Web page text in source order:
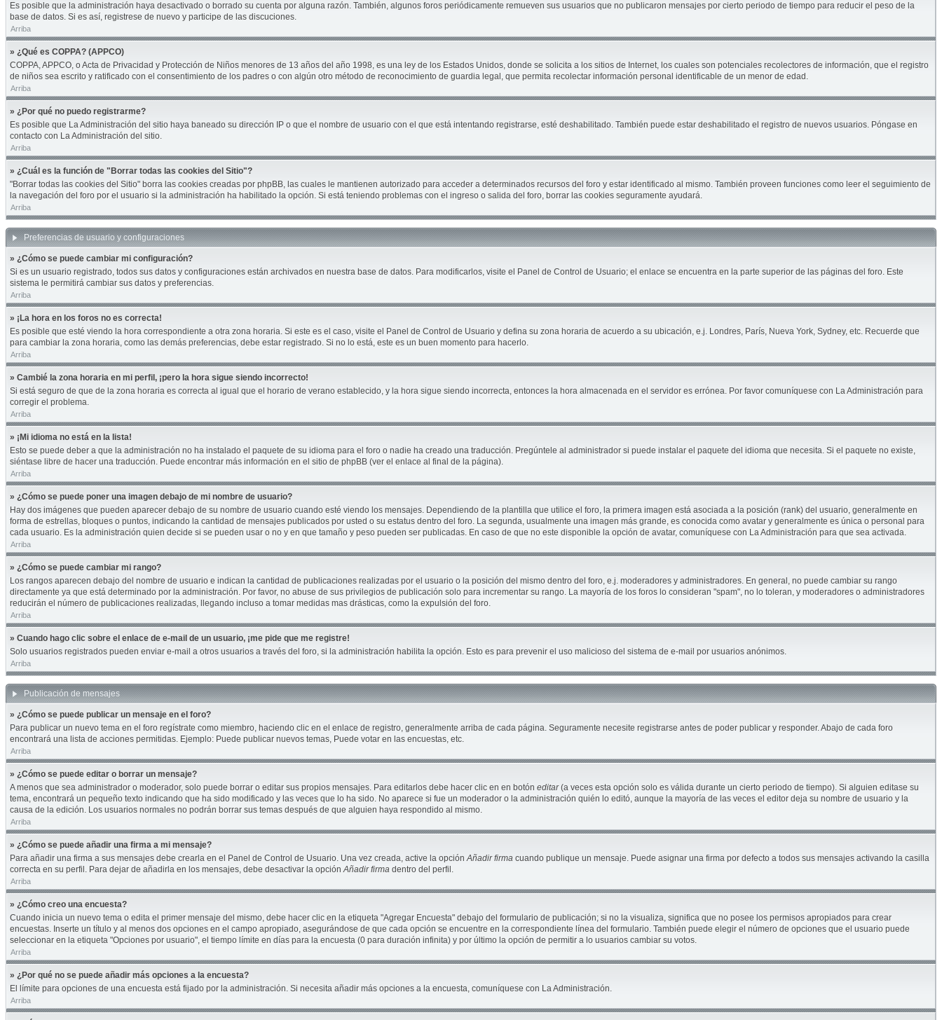
Es posible que la administración haya desactivado o borrado su cuenta por alguna razón. También, algunos foros periódicamente remueven sus usuarios que no publicaron mensajes por cierto periodo de tiempo para reducir el peso de la
base de datos. Si es así, registrese de nuevo y participe de las discuciones.
Arriba
» ¿Qué es COPPA? (APPCO)
COPPA, APPCO, o Acta de Privacidad y Protección de Niños menores de 13 años del año 1998, es una ley de los Estados Unidos, donde se solicita a los sitios de Internet, los cuales son potenciales recolectores de información, que el registro
de niños sea escrito y ratificado con el consentimiento de los padres o con algún otro método de reconocimiento de guardia legal, que permita recolectar información personal identificable de un menor de edad.
Arriba
» ¿Por qué no puedo registrarme?
Es posible que La Administración del sitio haya baneado su dirección IP o que el nombre de usuario con el que está intentando registrarse, esté deshabilitado. También puede estar deshabilitado el registro de nuevos usuarios. Póngase en
contacto con La Administración del sitio.
Arriba
» ¿Cuál es la función de "Borrar todas las cookies del Sitio"?
"Borrar todas las cookies del Sitio" borra las cookies creadas por phpBB, las cuales le mantienen autorizado para acceder a determinados recursos del foro y estar identificado al mismo. También proveen funciones como leer el seguimiento de
la navegación del foro por el usuario si la administración ha habilitado la opción. Si está teniendo problemas con el ingreso o salida del foro, borrar las cookies seguramente ayudará.
Arriba
Preferencias de usuario y configuraciones
» ¿Cómo se puede cambiar mi configuración?
Si es un usuario registrado, todos sus datos y configuraciones están archivados en nuestra base de datos. Para modificarlos, visite el Panel de Control de Usuario; el enlace se encuentra en la parte superior de las páginas del foro. Este
sistema le permitirá cambiar sus datos y preferencias.
Arriba
» ¡La hora en los foros no es correcta!
Es posible que esté viendo la hora correspondiente a otra zona horaria. Si este es el caso, visite el Panel de Control de Usuario y defina su zona horaria de acuerdo a su ubicación, e.j. Londres, París, Nueva York, Sydney, etc. Recuerde que
para cambiar la zona horaria, como las demás preferencias, debe estar registrado. Si no lo está, este es un buen momento para hacerlo.
Arriba
» Cambié la zona horaria en mi perfil, ¡pero la hora sigue siendo incorrecto!
Si está seguro de que de la zona horaria es correcta al igual que el horario de verano establecido, y la hora sigue siendo incorrecta, entonces la hora almacenada en el servidor es errónea. Por favor comuníquese con La Administración para
corregir el problema.
Arriba
» ¡Mi idioma no está en la lista!
Esto se puede deber a que la administración no ha instalado el paquete de su idioma para el foro o nadie ha creado una traducción. Pregúntele al administrador si puede instalar el paquete del idioma que necesita. Si el paquete no existe,
siéntase libre de hacer una traducción. Puede encontrar más información en el sitio de phpBB (ver el enlace al final de la página).
Arriba
» ¿Cómo se puede poner una imagen debajo de mi nombre de usuario?
Hay dos imágenes que pueden aparecer debajo de su nombre de usuario cuando esté viendo los mensajes. Dependiendo de la plantilla que utilice el foro, la primera imagen está asociada a la posición (rank) del usuario, generalmente en
forma de estrellas, bloques o puntos, indicando la cantidad de mensajes publicados por usted o su estatus dentro del foro. La segunda, usualmente una imagen más grande, es conocida como avatar y generalmente es única o personal para
cada usuario. Es la administración quien decide si se pueden usar o no y en que tamaño y peso pueden ser publicadas. En caso de que no este disponible la opción de avatar, comuníquese con La Administración para que sea activada.
Arriba
» ¿Cómo se puede cambiar mi rango?
Los rangos aparecen debajo del nombre de usuario e indican la cantidad de publicaciones realizadas por el usuario o la posición del mismo dentro del foro, e.j. moderadores y administradores. En general, no puede cambiar su rango
directamente ya que está determinado por la administración. Por favor, no abuse de sus privilegios de publicación solo para incrementar su rango. La mayoría de los foros lo consideran "spam", no lo toleran, y moderadores o administradores
reducirán el número de publicaciones realizadas, llegando incluso a tomar medidas mas drásticas, como la expulsión del foro.
Arriba
» Cuando hago clic sobre el enlace de e-mail de un usuario, ¡me pide que me registre!
Solo usuarios registrados pueden enviar e-mail a otros usuarios a través del foro, si la administración habilita la opción. Esto es para prevenir el uso malicioso del sistema de e-mail por usuarios anónimos.
Arriba
Publicación de mensajes
» ¿Cómo se puede publicar un mensaje en el foro?
Para publicar un nuevo tema en el foro regístrate como miembro, haciendo clic en el enlace de registro, generalmente arriba de cada página. Seguramente necesite registrarse antes de poder publicar y responder. Abajo de cada foro
encontrará una lista de acciones permitidas. Ejemplo: Puede publicar nuevos temas, Puede votar en las encuestas, etc.
Arriba
» ¿Cómo se puede editar o borrar un mensaje?
A menos que sea administrador o moderador, solo puede borrar o editar sus propios mensajes. Para editarlos debe hacer clic en en botón editar(a veces esta opción solo es válida durante un cierto periodo de tiempo). Si alguien editase su
tema, encontrará un pequeño texto indicando que ha sido modificado y las veces que lo ha sido. No aparece si fue un moderador o la administración quién lo editó, aunque la mayoría de las veces el editor deja su nombre de usuario y la
causa de la edición. Los usuarios normales no podrán borrar sus temas después de que alguien haya respondido al mismo.
Arriba
» ¿Cómo se puede añadir una firma a mi mensaje?
Para añadir una firma a sus mensajes debe crearla en el Panel de Control de Usuario. Una vez creada, active la opciónAñadir firma cuando publique un mensaje. Puede asignar una firma por defecto a todos sus mensajes activando la casilla
correcta en su perfil. Para dejar de añadirla en los mensajes, debe desactivar la opciónAñadir firma dentro del perfil.
Arriba
» ¿Cómo creo una encuesta?
Cuando inicia un nuevo tema o edita el primer mensaje del mismo, debe hacer clic en la etiqueta "Agregar Encuesta" debajo del formulario de publicación; si no la visualiza, significa que no posee los permisos apropiados para crear
encuestas. Inserte un título y al menos dos opciones en el campo apropiado, asegurándose de que cada opción se encuentre en la correspondiente línea del formulario. También puede elegir el número de opciones que el usuario puede
seleccionar en la etiqueta "Opciones por usuario", el tiempo límite en días para la encuesta (0 para duración infinita) y por último la opción de permitir a lo usuarios cambiar su votos.
Arriba
» ¿Por qué no se puede añadir más opciones a la encuesta?
El límite para opciones de una encuesta está fijado por la administración. Si necesita añadir más opciones a la encuesta, comuníquese con La Administración.
Arriba